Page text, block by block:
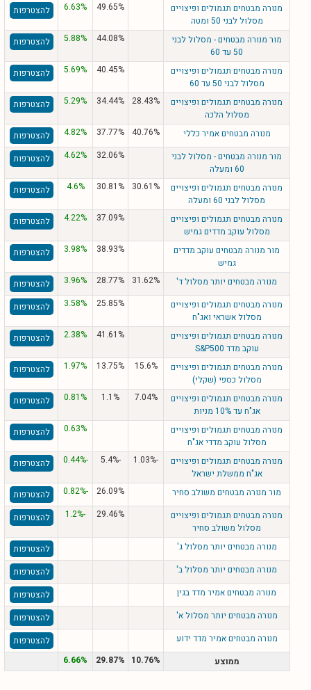
מנורה מבטחים תגמולים ופיצויים
מסלול לבני 50 ומטה
49.65%
6.63% להצטרפות
מור מנורה מבטחים - מסלול לבני
50 עד 60
44.08%
5.88% להצטרפות
מנורה מבטחים תגמולים ופיצויים
מסלול לבני 50 עד 60
40.45%
5.69% להצטרפות
מנורה מבטחים תגמולים ופיצויים
מסלול הלכה
28.43%
34.44%
5.29% להצטרפות
מנורה מבטחים אמיר כללי 40.76%
37.77%
4.82%
להצטרפות
מור מנורה מבטחים - מסלול לבני
60 ומעלה
32.06%
4.62% להצטרפות
מנורה מבטחים תגמולים ופיצויים
מסלול לבני 60 ומעלה
30.61%
30.81%
4.6% להצטרפות
מנורה מבטחים תגמולים ופיצויים
מסלול עוקב מדדים גמיש
37.09%
4.22% להצטרפות
מור מנורה מבטחים עוקב מדדים
גמיש
38.93%
3.98% להצטרפות
מנורה מבטחים יותר מסלול ד' 31.62%
28.77%
3.96%
להצטרפות
מנורה מבטחים תגמולים ופיצויים
מסלול אשראי ואג"ח
25.85%
3.58% להצטרפות
מנורה מבטחים תגמולים ופיצויים
עוקב מדד S&P500
41.61%
2.38% להצטרפות
מנורה מבטחים תגמולים ופיצויים
מסלול כספי (שקלי)
15.6%
13.75%
1.97% להצטרפות
מנורה מבטחים תגמולים ופיצויים
אג"ח עד 10% מניות
7.04%
1.1%
0.81% להצטרפות
מנורה מבטחים תגמולים ופיצויים
מסלול עוקב מדדי אג"ח
0.63% להצטרפות
מנורה מבטחים תגמולים ופיצויים
אג"ח ממשלת ישראל
-1.03%
-5.4%
-0.44% להצטרפות
מור מנורה מבטחים משולב סחיר 26.09%
-0.82%
להצטרפות
מנורה מבטחים תגמולים ופיצויים
מסלול משולב סחיר
29.46%
-1.2% להצטרפות
מנורה מבטחים יותר מסלול ג'
להצטרפות
מנורה מבטחים יותר מסלול ב'
להצטרפות
מנורה מבטחים אמיר מדד בגין
להצטרפות
מנורה מבטחים יותר מסלול א'
להצטרפות
מנורה מבטחים אמיר מדד ידוע
להצטרפות
ממוצע
10.76%
29.87%
6.66%